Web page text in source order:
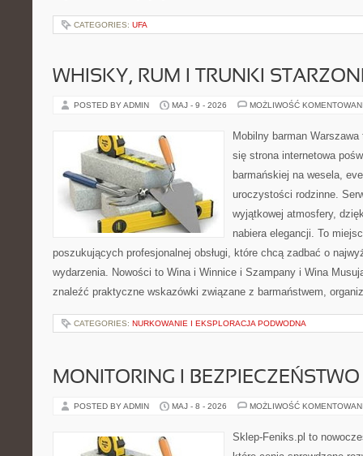
CATEGORIES: UFA
WHISKY, RUM I TRUNKI
POSTED BY ADMIN MAJ - 9 - 2026 MOŻLIWOŚĆ
Mobilny barman
się strona internetowa
barmańskiej na wesela,
uroczystości rodzinne.
wyjątkowej atmosfery,
nabiera elegancji. To
poszukujących profesjonalnej obsługi, które chcą zadbać o
wydarzenia. Nowości to Wina i Winnice i Szampany i Wina
znaleźć praktyczne wskazówki związane z barmaństwem,
CATEGORIES: NURKOWANIE I EKSPLORACJA PODWODNA
MONITORING I
POSTED BY ADMIN MAJ - 8 - 2026 MOŻLIWOŚĆ
Sklep-Feniks.pl to